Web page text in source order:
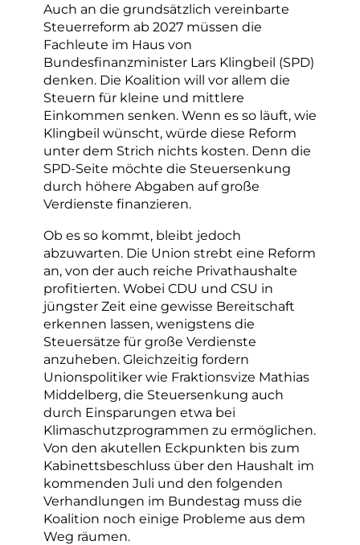
Auch an die grundsätzlich vereinbarte
Steuerreform ab 2027 müssen die
Fachleute im Haus von
Bundesfinanzminister Lars Klingbeil (SPD)
denken. Die Koalition will vor allem die
Steuern für kleine und mittlere
Einkommen senken. Wenn es so läuft, wie
Klingbeil wünscht, würde diese Reform
unter dem Strich nichts kosten. Denn die
SPD-Seite möchte die Steuersenkung
durch höhere Abgaben auf große
Verdienste finanzieren.
Ob es so kommt, bleibt jedoch
abzuwarten. Die Union strebt eine Reform
an, von der auch reiche Privathaushalte
profitierten. Wobei CDU und CSU in
jüngster Zeit eine gewisse Bereitschaft
erkennen lassen, wenigstens die
Steuersätze für große Verdienste
anzuheben. Gleichzeitig fordern
Unionspolitiker wie Fraktionsvize Mathias
Middelberg, die Steuersenkung auch
durch Einsparungen etwa bei
Klimaschutzprogrammen zu ermöglichen.
Von den akutellen Eckpunkten bis zum
Kabinettsbeschluss über den Haushalt im
kommenden Juli und den folgenden
Verhandlungen im Bundestag muss die
Koalition noch einige Probleme aus dem
Weg räumen.